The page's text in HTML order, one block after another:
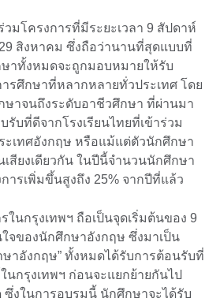
มโครงการที่มีระยะเวลา 9 สัปดาห์
สิงหาคม ซึ่งถือว่านานที่สุดแบบที่
าทั้งหมดจะถูกมอบหมายให้รับ
รศึกษาที่หลากหลายทั่วประเทศ โดย
ษาจนถึงระดับอาชีวศึกษา ที่ผ่านมา
รับที่ดีจากโรงเรียนไทยที่เข้าร่วม
ะเทศอังกฤษ หรือแม้แต่ตัวนักศึกษา
เสียงเดียวกัน ในปีนี้จำนวนนักศึกษา
ารเพิ่มขึ้นสูงถึง 25% จากปีที่แล้ว
ในกรุงเทพฯ ถือเป็นจุดเริ่มต้นของ 9
จของนักศึกษาอังกฤษ ซึ่งมาเป็น
ษาอังกฤษ” ทั้งหมดได้รับการต้อนรับที่
นกรุงเทพฯ ก่อนจะแยกย้ายกันไป
ซึ่งในการอบรมนี้ นักศึกษาจะได้รับ